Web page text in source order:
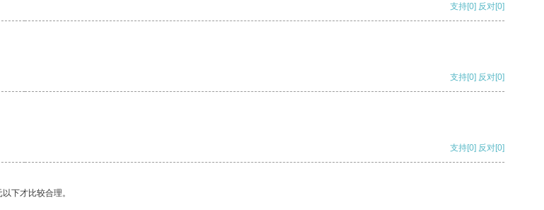
支持[0] 反对[0]
支持[0] 反对[0]
支持[0] 反对[0]
下才比较合理。